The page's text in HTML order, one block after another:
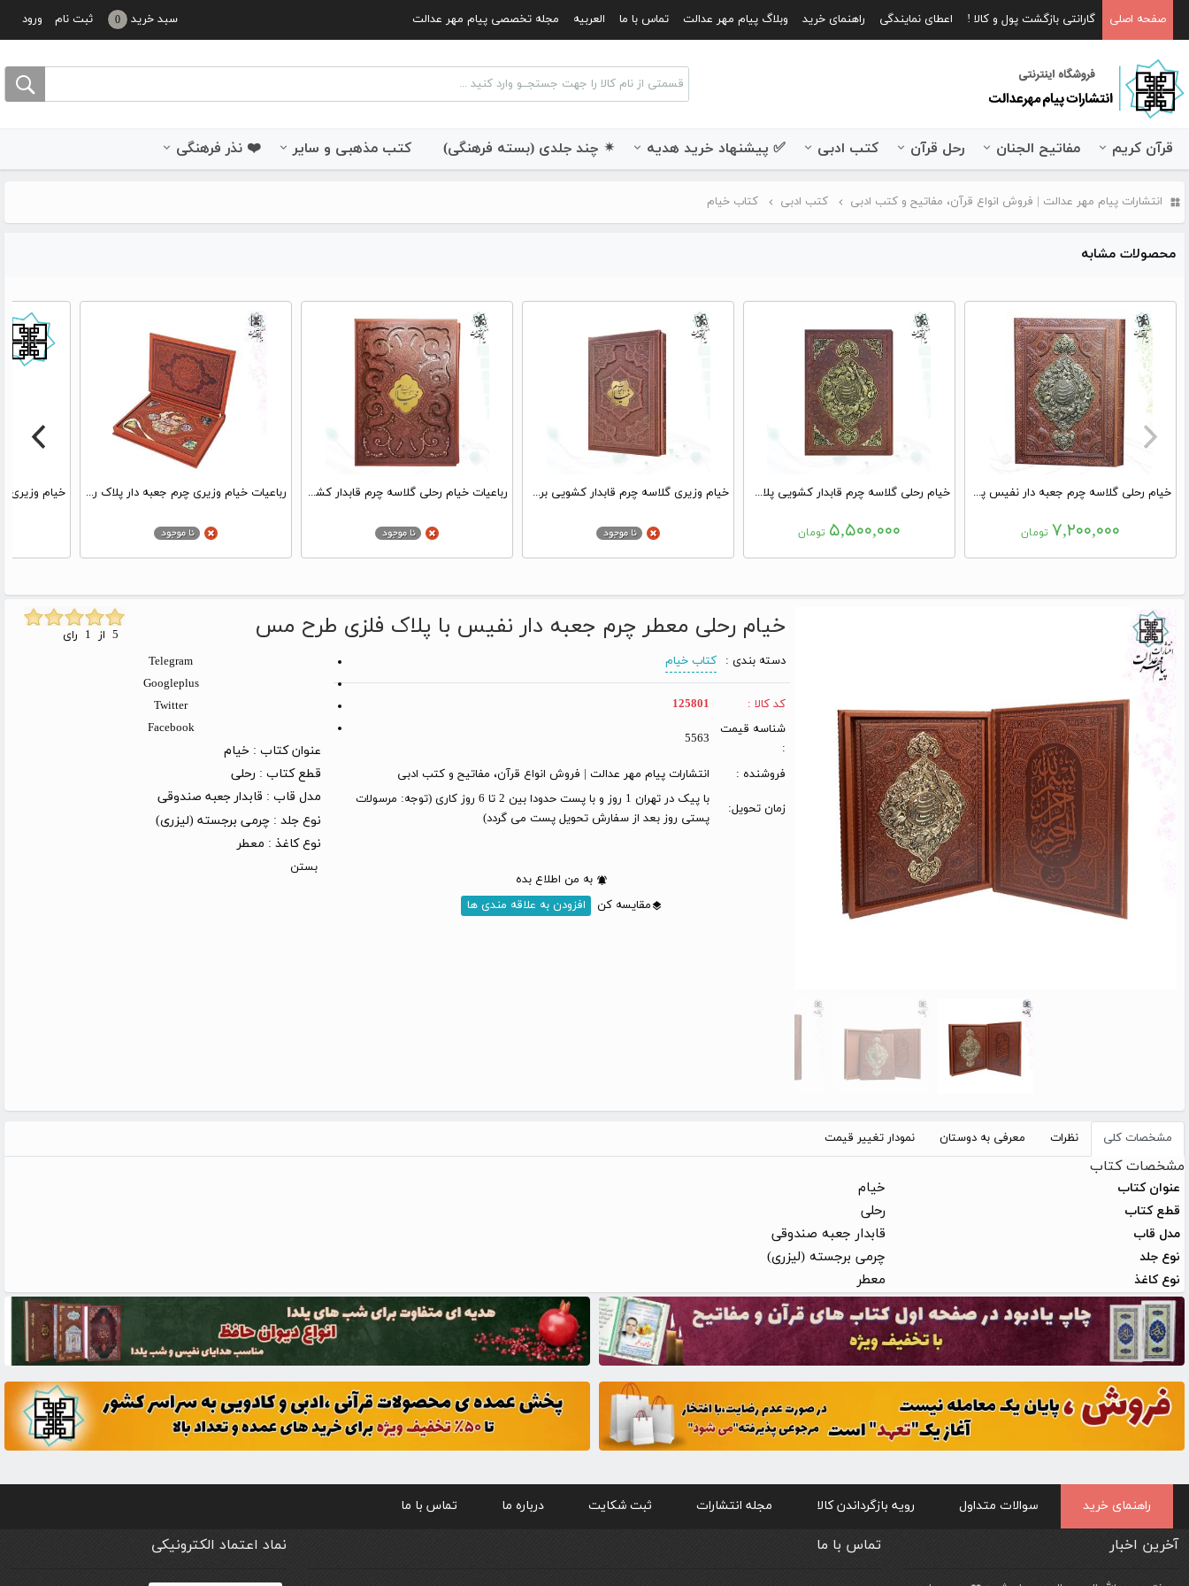
ورود ثبت نام سبد خرید 0 صفحه اصلی گارانتی بازگشت پول و کالا ! اعطای نمایندگی راهنمای خرید وبلاگ پیام مهر عدالت تماس با ما العربیه مجله تخصصی پیام مهر عدالت
قرآن کریم مفاتیح الجنان رحل قرآن کتب ادبی ✅ پیشنهاد خرید هدیه ✴ چند جلدی (بسته فرهنگی) کتب مذهبی و سایر ❤️ نذر فرهنگی
انتشارات پیام مهر عدالت | فروش انواع قرآن، مفاتیح و کتب ادبی کتب ادبی کتاب خیام
محصولات مشابه
خیام رحلی گلاسه چرم جعبه دار نفیس پلاک فلزی با طرح مس
۷,۲۰۰,۰۰۰ تومان
خیام رحلی گلاسه چرم قابدار کشویی پلاک فلزی طرح مس
۵,۵۰۰,۰۰۰ تومان
خیام وزیری گلاسه چرم قابدار کشویی برجسته رباعیات خیام رحلی گلاسه چرم قابدار کشویی برشی طرح پروانه رباعیات خیام وزیری چرم جعبه دار پلاک رنگی نفیس
خیام رحلی معطر چرم جعبه دار نفیس با پلاک فلزی طرح مس
دسته بندی :
کتاب خیام
کد کالا :
125801
شناسه قیمت
:
5563
فروشنده : انتشارات پیام مهر عدالت | فروش انواع قرآن، مفاتیح و کتب ادبی
زمان تحویل:
با پیک در تهران 1 روز و با پست حدودا بین 2 تا 6 روز کاری (توجه: مرسولات
پستی روز بعد از سفارش تحویل پست می گردد)
به من اطلاع بده
مقایسه کن
افزودن به علاقه مندی ها
Telegram
Googleplus
Twitter
Facebook
عنوان کتاب :خیام
قطع کتاب : رحلی
مدل قاب : قابدار جعبه صندوقی
نوع جلد :چرمی برجسته (لیزری)
نوع کاغذ : معطر
بستن
مشخصات کلی نظرات معرفی به دوستان نمودار تغییر قیمت
مشخصات کتاب
عنوان کتاب خیام
قطع کتاب رحلی
مدل قاب قابدار جعبه صندوقی
نوع جلد چرمی برجسته (لیزری)
نوع کاغذ معطر
راهنمای خرید سوالات متداول رویه بازگرداندن کالا مجله انتشارات ثبت شکایت درباره ما تماس با ما
آخرین اخبار تماس با ما نماد اعتماد الکترونیکی